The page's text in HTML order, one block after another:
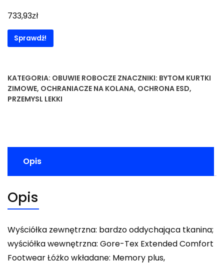
733,93zł
Sprawdź!
KATEGORIA: OBUWIE ROBOCZE ZNACZNIKI: BYTOM KURTKI
ZIMOWE, OCHRANIACZE NA KOLANA, OCHRONA ESD,
PRZEMYSL LEKKI
Opis
Opis
Wyściółka zewnętrzna: bardzo oddychająca tkanina;
wyściółka wewnętrzna: Gore-Tex Extended Comfort
Footwear Łóżko wkładane: Memory plus,